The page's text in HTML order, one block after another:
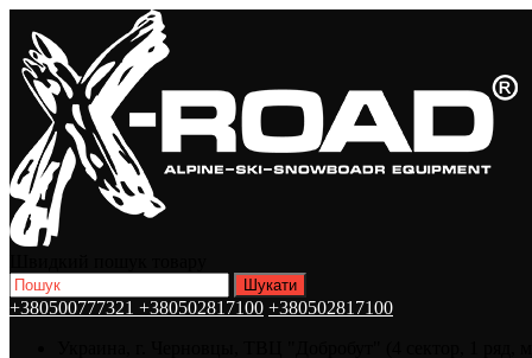
+380500777321 +380502817100 +380502817100